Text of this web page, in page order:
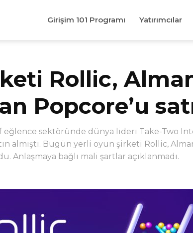
Girişim 101 Programı Yatırımcılar
Rollic,
Popcore’u
sektöründe dünya lideri Take-Two
almıştı. Bugün yerli oyun şirketi Rollic,
Anlaşmaya bağlı mali şartlar açıklanmadı.